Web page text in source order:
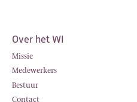
Over het WI
Missie
Medewerkers
Bestuur
Contact